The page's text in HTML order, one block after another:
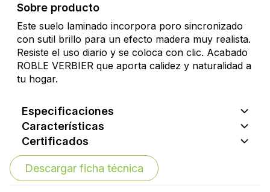
Sobre producto
Este suelo laminado incorpora poro sincronizado
con sutil brillo para un efecto madera muy realista.
Resiste el uso diario y se coloca con clic. Acabado
ROBLE VERBIER que aporta calidez y naturalidad a
tu hogar.
Especificaciones
Características
Certificados
Descargar ficha técnica